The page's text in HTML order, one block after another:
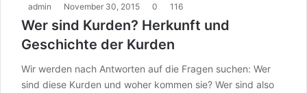
admin November 30, 2015 0 116
Wer sind Kurden? Herkunft und
Geschichte der Kurden
Wir werden nach Antworten auf die Fragen suchen: Wer
sind diese Kurden und woher kommen sie? Wer sind also